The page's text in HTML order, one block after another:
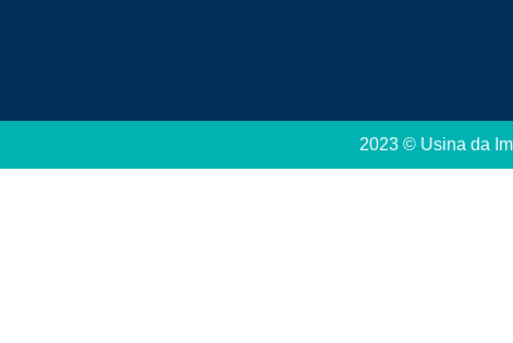
2023 © Usina da